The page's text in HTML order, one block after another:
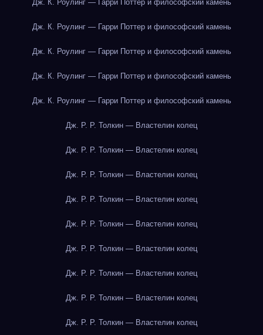
Дж. К. Роулинг — Гарри Поттер и философский камень
Дж. К. Роулинг — Гарри Поттер и философский камень
Дж. К. Роулинг — Гарри Поттер и философский камень
Дж. К. Роулинг — Гарри Поттер и философский камень
Дж. К. Роулинг — Гарри Поттер и философский камень
Дж. Р. Р. Толкин — Властелин колец
Дж. Р. Р. Толкин — Властелин колец
Дж. Р. Р. Толкин — Властелин колец
Дж. Р. Р. Толкин — Властелин колец
Дж. Р. Р. Толкин — Властелин колец
Дж. Р. Р. Толкин — Властелин колец
Дж. Р. Р. Толкин — Властелин колец
Дж. Р. Р. Толкин — Властелин колец
Дж. Р. Р. Толкин — Властелин колец